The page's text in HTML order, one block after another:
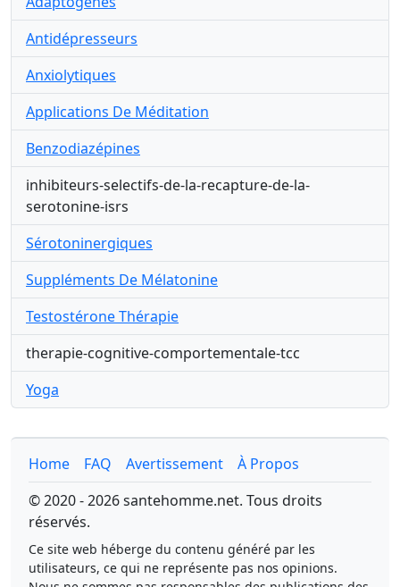
Antidépresseurs
Anxiolytiques
Applications De Méditation
Benzodiazépines
inhibiteurs-selectifs-de-la-recapture-de-la-
serotonine-isrs
Sérotoninergiques
Suppléments De Mélatonine
Testostérone Thérapie
therapie-cognitive-comportementale-tcc
Yoga
Home FAQ Avertissement
À Propos
© 2020 - 2026 santehomme.net. Tous droits
réservés.
Ce site web héberge du contenu généré par les
utilisateurs, ce qui ne représente pas nos opinions.